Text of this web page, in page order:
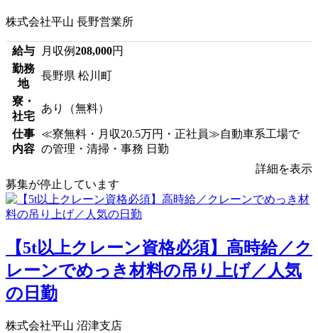
株式会社平山 長野営業所
給与 月収例208,000円
勤務
地
長野県 松川町
寮・
社宅
あり（無料）
仕事
内容
≪寮無料・月収20.5万円・正社員≫自動車系工場で
の管理・清掃・事務 日勤
詳細を表示
募集が停止しています
【5t以上クレーン資格必須】高時給／ク
レーンでめっき材料の吊り上げ／人気
の日勤
株式会社平山 沼津支店